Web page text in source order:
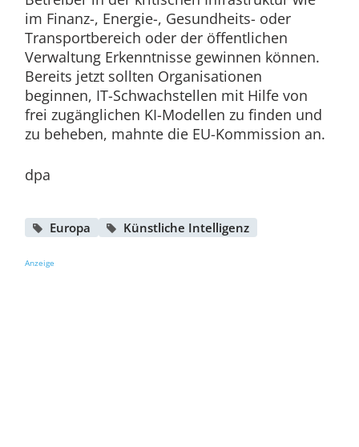
im Finanz-, Energie-, Gesundheits- oder
Transportbereich oder der öffentlichen
Verwaltung Erkenntnisse gewinnen können.
Bereits jetzt sollten Organisationen
beginnen, IT-Schwachstellen mit Hilfe von
frei zugänglichen KI-Modellen zu finden und
zu beheben, mahnte die EU-Kommission an.
dpa
Europa Künstliche Intelligenz
Anzeige